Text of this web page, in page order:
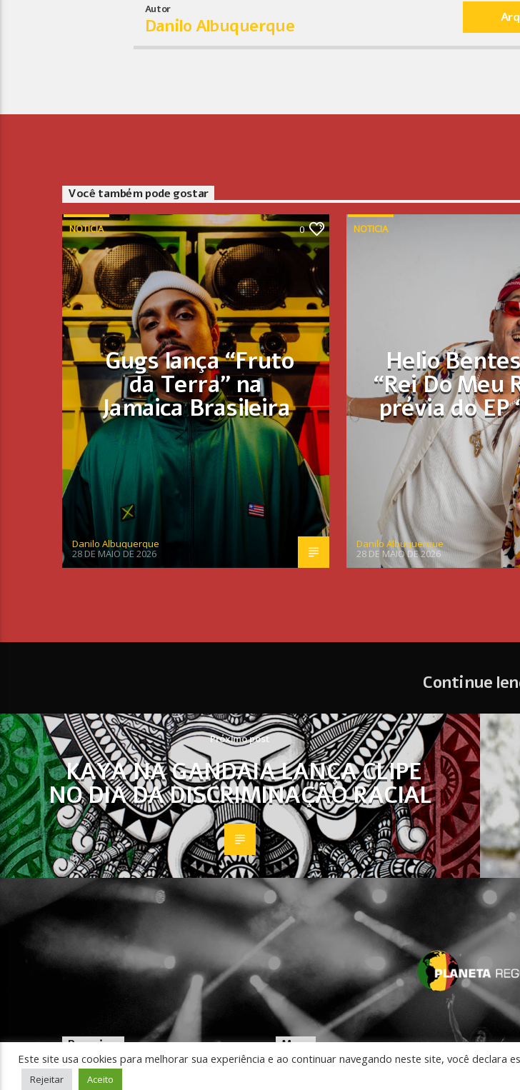
Autor
Danilo Albuquerque
Você também pode gostar
NOTICIA 0
Gugs lança “Fruto
da Terra” na
Jamaica Brasileira
Danilo Albuquerque
28 DE MAIO DE 2026
NOTICIA
Helio
“Rei Do Meu
prévia do EP
Danilo Albuquerque
28 DE MAIO DE 2026
Continue
Próximo post
KAYA NA GANDAIA LANÇA CLIPE
NO DIA DA DISCRIMINAÇÃO RACIAL
Pesquisar Menu
Este site usa cookies para melhorar sua experiência e ao continuar navegando neste site, você declara
Rejeitar Aceito